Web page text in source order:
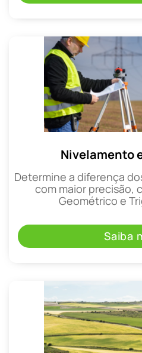
Nivelamento
Determine a diferença
com maior precisão,
Geométrico e
Saiba